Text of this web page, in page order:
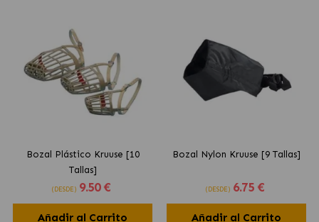
Bozal Plástico Kruuse [10
Tallas]
(DESDE) 9.50 €
Añadir al Carrito
Bozal Nylon Kruuse [9 Tallas]
(DESDE) 6.75 €
Añadir al Carrito